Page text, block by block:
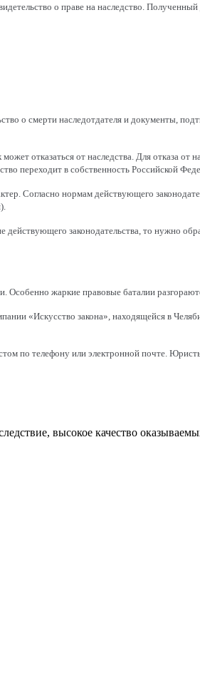
о праве на наследство.
о смерти наследотдателя и документы,
отказаться от наследства. Для отказа
переходит в собственность Российской
Согласно нормам действующего
законодательства, то нужно
жаркие правовые баталии
«Искусство закона», находящейся в
по телефону или электронной почте.
высокое качество